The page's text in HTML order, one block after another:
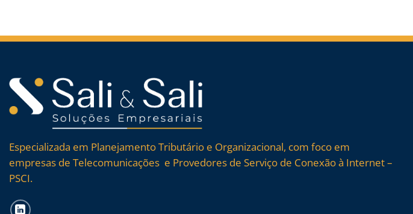
Especializada em Planejamento Tributário e Organizacional, com foco em
empresas de Telecomunicações e Provedores de Serviço de Conexão à Internet –
PSCI.